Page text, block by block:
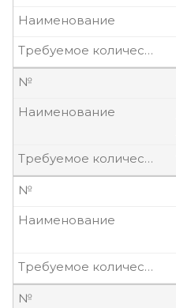
Наименование
Требуемое количество, шт
№
Наименование
Требуемое количество, шт
№
Наименование
Требуемое количество, шт
№